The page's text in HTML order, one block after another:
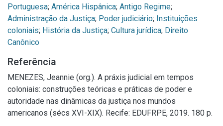
Portuguesa; América Hispânica; Antigo Regime;
Administração da Justiça; Poder judiciário; Instituições
coloniais; História da Justiça; Cultura jurídica; Direito
Canônico
Referência
MENEZES, Jeannie (org.). A práxis judicial em tempos
coloniais: construções teóricas e práticas de poder e
autoridade nas dinâmicas da justiça nos mundos
americanos (sécs XVI-XIX). Recife: EDUFRPE, 2019. 180 p.